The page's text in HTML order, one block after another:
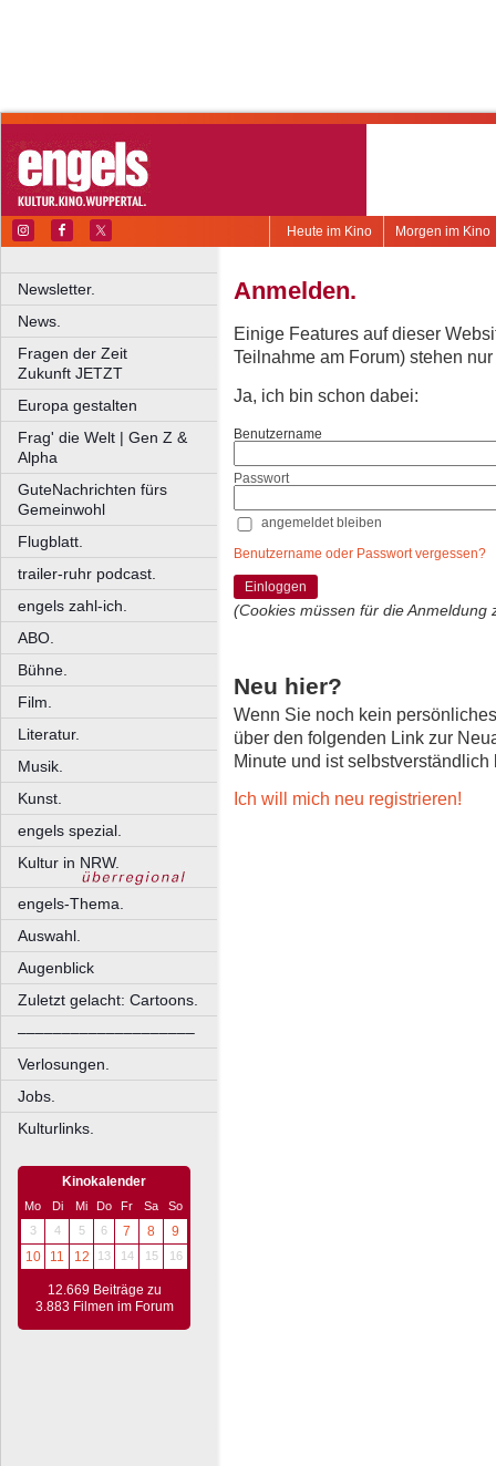
Morgen im Kino
Heute im Kino
Newsletter.
News.
Fragen der Zeit
Zukunft JETZT
Europa gestalten
Frag' die Welt | Gen Z &
Alpha
GuteNachrichten fürs
Gemeinwohl
Flugblatt.
trailer-ruhr podcast.
engels zahl-ich.
ABO.
Bühne.
Film.
Literatur.
Musik.
Kunst.
engels spezial.
Kultur in NRW.
engels-Thema.
Auswahl.
Augenblick
Zuletzt gelacht: Cartoons.
––––––––––––––––––––
Verlosungen.
Jobs.
Kulturlinks.
Kinokalender
Mo Di Mi Do Fr Sa
So
3
4 5 6 7 8
9
10
11 12 13 14 15 16
12.669 Beiträge zu
3.883 Filmen im Forum
Anmelden.
Einige Features auf dieser
Teilnahme am Forum) stehen
Ja, ich bin schon dabei:
Benutzername
Passwort
angemeldet bleiben
Benutzername oder Passwort vergessen?
Einloggen
(Cookies müssen für die Anmeldung
Neu hier?
Wenn Sie noch kein
über den folgenden Link zur
Minute und ist selbstverständlich
Ich will mich neu registrieren!